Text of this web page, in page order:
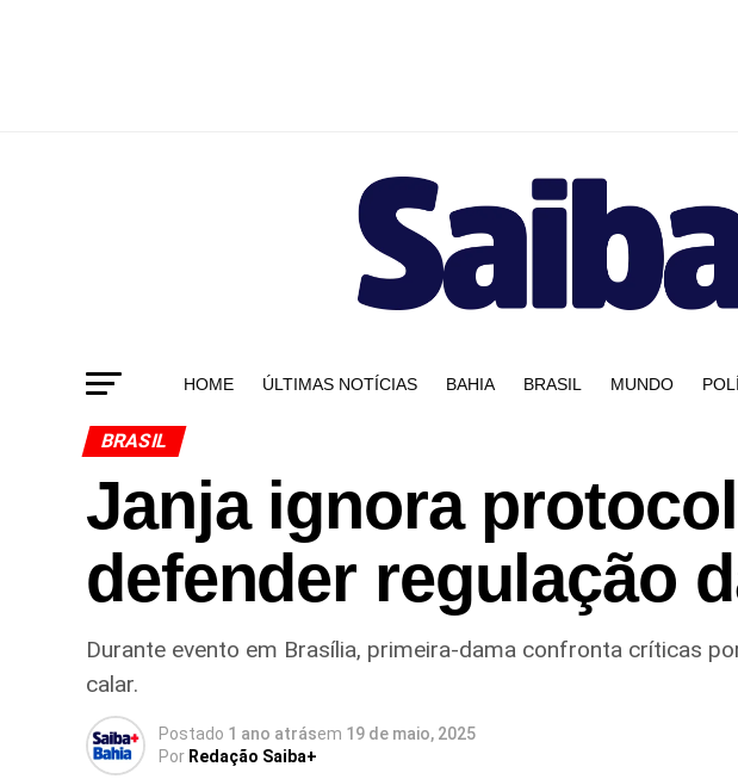
HOME ÚLTIMAS NOTÍCIAS BAHIA BRASIL MUNDO
BRASIL
Janja ignora
defender regulação
Durante evento em Brasília, primeira-dama confronta críticas
calar.
Postado 1 ano atrásem 19 de maio, 2025
Por Redação Saiba+